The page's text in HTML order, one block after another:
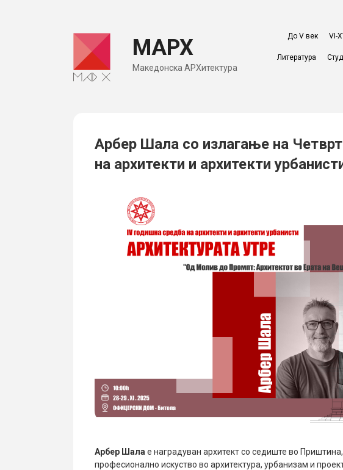
МАРХ
Македонска АРХитектура
До V век VI-
Литература
Арбер Шала со излагање на
на архитекти и архитекти
Арбер Шала е наградуван архитект со седиште во
професионално искуство во архитектура, урбанизам и